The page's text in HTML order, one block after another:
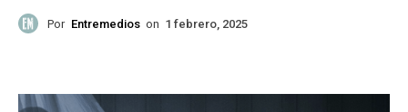
Por Entremedios on 1 febrero, 2025